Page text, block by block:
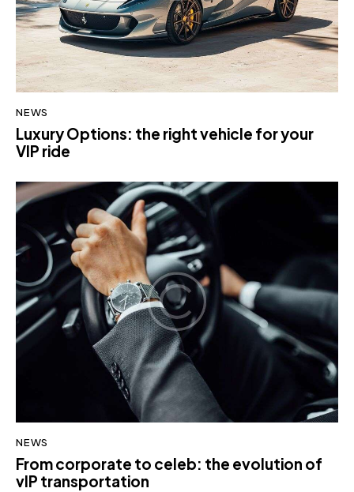
NEWS
Luxury Options: the right vehicle for your
VIP ride
NEWS
From corporate to celeb: the evolution of
vIP transportation